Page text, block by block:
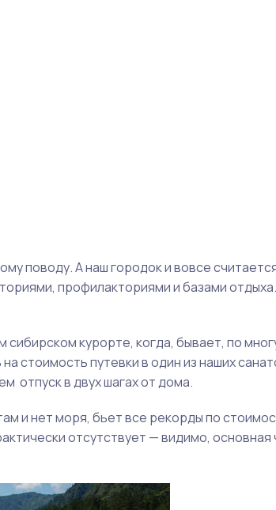
поводу. А наш городок и вовсе
профилакториями и базами
курорте, когда, бывает, по
стоимость путевки в один из наших
отпуск в двух шагах от дома.
и нет моря, бьет все рекорды по
отсутствует — видимо, основная